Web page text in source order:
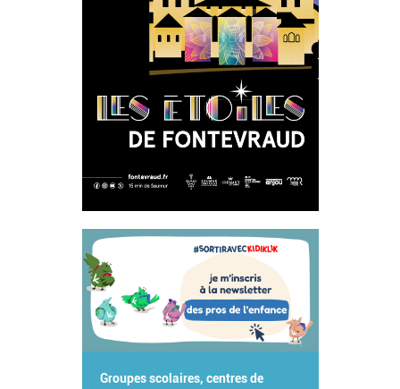
Groupes scolaires, centres de